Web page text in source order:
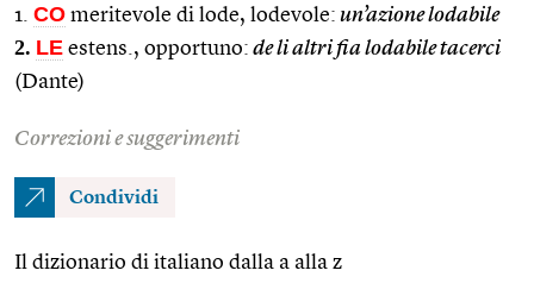
1. CO meritevole di lode, lodevole: un’azione lodabile
2. LE estens., opportuno: de li altri fia lodabile tacerci
(Dante)
Correzioni e suggerimenti
Condividi
Il dizionario di italiano dalla a alla z